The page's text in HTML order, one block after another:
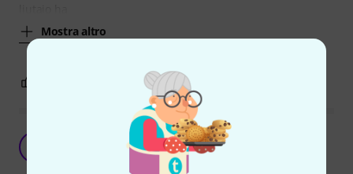
Mostra altro
SEGNALA UN ABUSO
Unless you own a Maton.. maybe
Alfie- 19.02.2024